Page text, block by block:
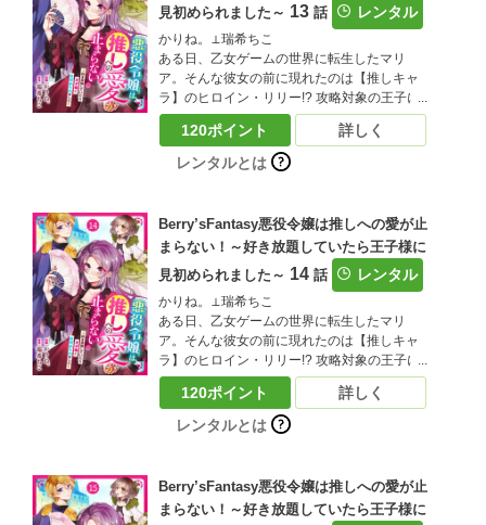
為、悪役令嬢を演じ切ることにしたマリア！
しかし、リリーと結ばれるはずの王子様・ア
ルに目を付けられてしまい!?推しのリリーに
近づきたいマリアと、迫りくるアル…三つ巴
の王宮ファンタジーがここに開幕！（この作
品は電子コミック誌Berry’ｓ fantasy Vol.38に
収録されています。重複購入にご注意くださ
い)
見初められました～ 13 話 レンタル
かりね。⊥瑞希ちこ
ある日、乙女ゲームの世界に転生したマリ
ア。そんな彼女の前に現れたのは【推しキャ
ラ】のヒロイン・リリー!? 攻略対象の王子に
は見向きもせず、前世でリリーを推していた
マリアは大興奮！ しかし、取り巻きと一緒に
リリーをいじめる悪役令嬢に転生していたこ
とが発覚――？嫌われキャラでこのままだと
事に気づく。「もしかして…悪役令嬢を演じ
つつ、リリーをいじめから守れれば、お近づ
きになれる…？」大好きな推しの笑顔を守る
為、悪役令嬢を演じ切ることにしたマリア！
しかし、リリーと結ばれるはずの王子様・ア
ルに目を付けられてしまい!?推しのリリーに
近づきたいマリアと、迫りくるアル…三つ巴
の王宮ファンタジーがここに開幕！（この作
品は電子コミック誌Berry’ｓ fantasy Vol.39に
収録されています。重複購入にご注意くださ
い)
120ポイント
レンタルとは
詳しく
Berry’sFantasy悪役令嬢は推しへの愛が止
まらない！～好き放題していたら王子様に
見初められました～ 14 話 レンタル
かりね。⊥瑞希ちこ
ある日、乙女ゲームの世界に転生したマリ
ア。そんな彼女の前に現れたのは【推しキャ
ラ】のヒロイン・リリー!? 攻略対象の王子に
は見向きもせず、前世でリリーを推していた
マリアは大興奮！ しかし、取り巻きと一緒に
リリーをいじめる悪役令嬢に転生していたこ
とが発覚――？嫌われキャラでこのままだと
事に気づく。「もしかして…悪役令嬢を演じ
つつ、リリーをいじめから守れれば、お近づ
きになれる…？」大好きな推しの笑顔を守る
120ポイント
レンタルとは
詳しく
Berry’sFantasy悪役令嬢は推しへの愛が止
まらない！～好き放題していたら王子様に